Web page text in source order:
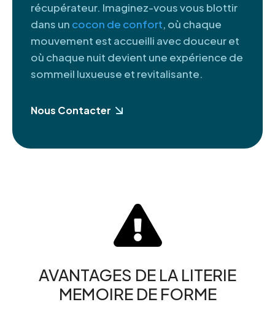
récupérateur. Imaginez-vous vous blottir
dans un cocon de confort, où chaque
mouvement est accueilli avec douceur et
où chaque nuit devient une expérience de
sommeil luxueuse et revitalisante.
Nous Contacter

AVANTAGES DE LA LITERIE
MEMOIRE DE FORME